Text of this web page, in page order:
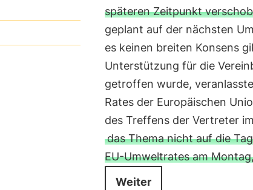
späteren Zeitpunkt
geplant auf der nächsten
es keinen breiten Konsens
Unterstützung für die
getroffen wurde,
Rates der Europäischen
des Treffens der Vertreter im
das Thema nicht auf die
EU-Umweltrates am
Weiter